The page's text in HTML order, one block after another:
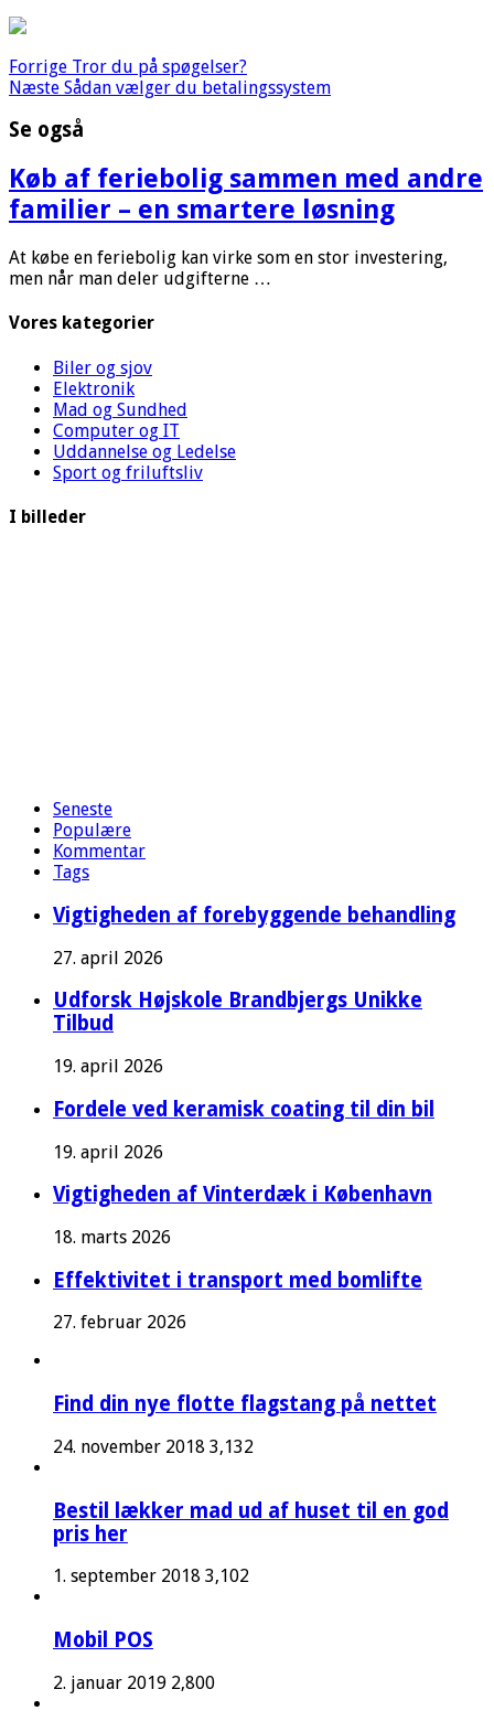
Forrige Tror du på spøgelser?
Næste Sådan vælger du betalingssystem
Se også
Køb af feriebolig sammen med andre
familier – en smartere løsning
At købe en feriebolig kan virke som en stor investering,
men når man deler udgifterne …
Vores kategorier
Biler og sjov
Elektronik
Mad og Sundhed
Computer og IT
Uddannelse og Ledelse
Sport og friluftsliv
I billeder
Seneste
Populære
Kommentar
Tags
Vigtigheden af forebyggende behandling
27. april 2026
Udforsk Højskole Brandbjergs Unikke
Tilbud
19. april 2026
Fordele ved keramisk coating til din bil
19. april 2026
Vigtigheden af Vinterdæk i København
18. marts 2026
Effektivitet i transport med bomlifte
27. februar 2026
Find din nye flotte flagstang på nettet
24. november 2018 3,132
Bestil lækker mad ud af huset til en god
pris her
1. september 2018 3,102
Mobil POS
2. januar 2019 2,800